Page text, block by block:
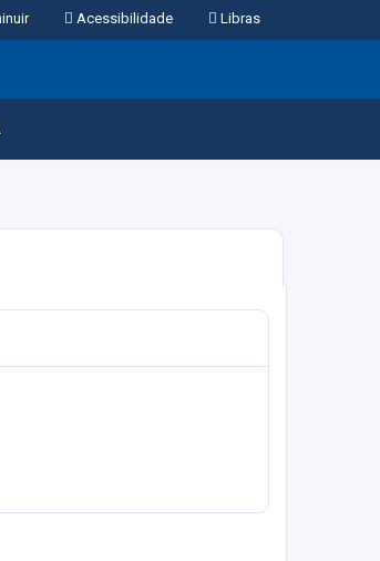
Acessibilidade Libras